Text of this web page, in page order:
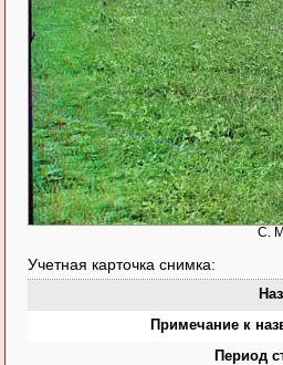
С.
Учетная карточка снимка:
Примечание к
Период